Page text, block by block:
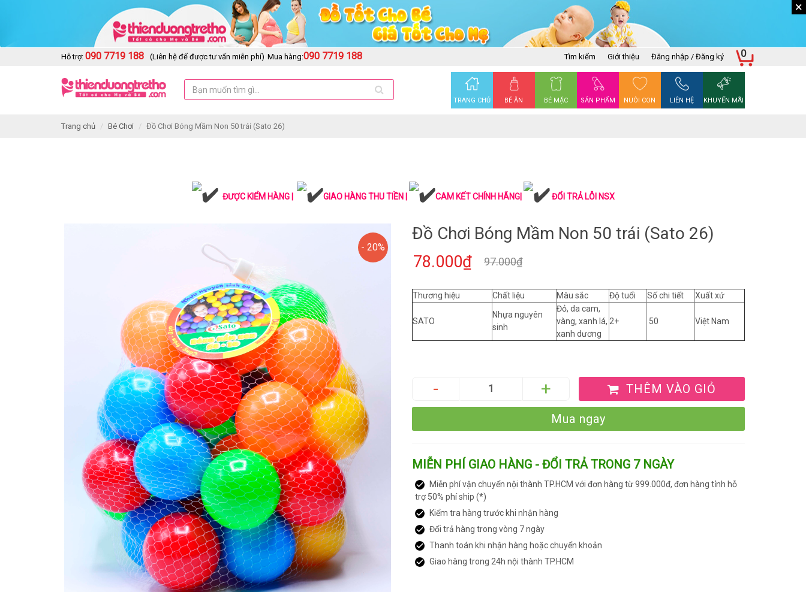
×
Hỗ trợ: 090 7719 188 (Liên hệ để được tư vấn miễn phí) Mua hàng:090 7719 188 Tìm kiếm Giới thiệu Đăng nhập / Đăng ký
TRANG CHỦ BÉ ĂN BÉ MẶC SẢN PHẨM NUÔI CON LIÊN HỆ KHUYẾN MÃI
0
Trang chủ Bé Chơi Đồ Chơi Bóng Mầm Non 50 trái (Sato 26)
ĐƯỢC KIỂM HÀNG | GIAO HÀNG THU TIỀN | CAM KẾT CHÍNH HÃNG| ĐỔI TRẢ LỖI NSX
- 20%
Đồ Chơi Bóng Mầm Non 50 trái (Sato 26)
78.000₫ 97.000₫
Thương hiệu Chất liệu Màu sắc Độ tuổi Số chi tiết Xuất xứ
SATO
Nhựa nguyên
sinh
Đỏ, da cam,
vàng, xanh lá,
xanh dương
2+ 50 Việt Nam
THÊM VÀO GIỎ
Mua ngay
MIỄN PHÍ GIAO HÀNG - ĐỔI TRẢ TRONG 7 NGÀY
Miễn phí vận chuyển nội thành TP.HCM với đơn hàng từ 999.000đ, đơn hàng tỉnh hỗ
trợ 50% phí ship (*)
Kiểm tra hàng trước khi nhận hàng
Đổi trả hàng trong vòng 7 ngày
Thanh toán khi nhận hàng hoặc chuyển khoản
Giao hàng trong 24h nội thành TP.HCM